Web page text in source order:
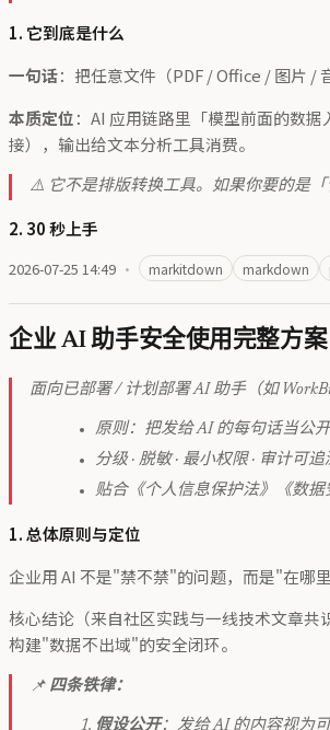
1. 它到底是什么
一句话：把任意文件（PDF / Office / 图片 /
本质定位：AI 应用链路里「模型前面的数
接），输出给文本分析工具消费。
⚠️ 它不是排版转换工具。如果你要的是「
2. 30 秒上手
2026-07-25 14:49 · markitdown markdown
企业 AI 助手安全使用完整方案
面向已部署 / 计划部署 AI 助手（如
原则：把发给 AI 的每句话当公开
分级 · 脱敏 · 最小权限 · 审计可追
贴合《个人信息保护法》《数据
1. 总体原则与定位
企业用 AI 不是"禁不禁"的问题，而是"在哪
核心结论（来自社区实践与一线技术文章共
构建"数据不出域"的安全闭环。
📌 四条铁律：
假设公开：发给 AI 的内容视为